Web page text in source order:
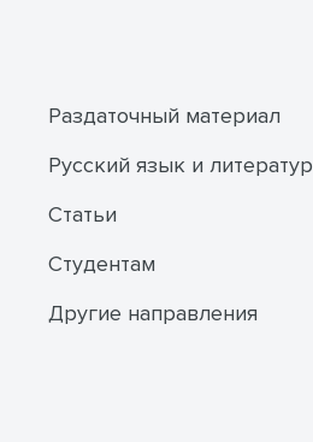
Раздаточный материал
Русский язык и
Статьи
Студентам
Другие направления